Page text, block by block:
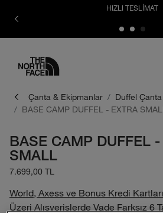
HIZLI TESLİMAT
Çanta & Ekipmanlar
Duffel Çanta
BASE CAMP DUFFEL - EXTRA
BASE CAMP DUFFEL
SMALL
7.699,00 TL
World, Axess ve Bonus Kredi
Üzeri Alışverişlerde Vade Farksız 6